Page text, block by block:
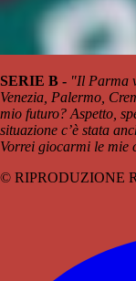
SERIE B - "Il Parma
Venezia, Palermo,
mio futuro? Aspetto,
situazione c’è stata
Vorrei giocarmi le mie
© RIPRODUZIONE